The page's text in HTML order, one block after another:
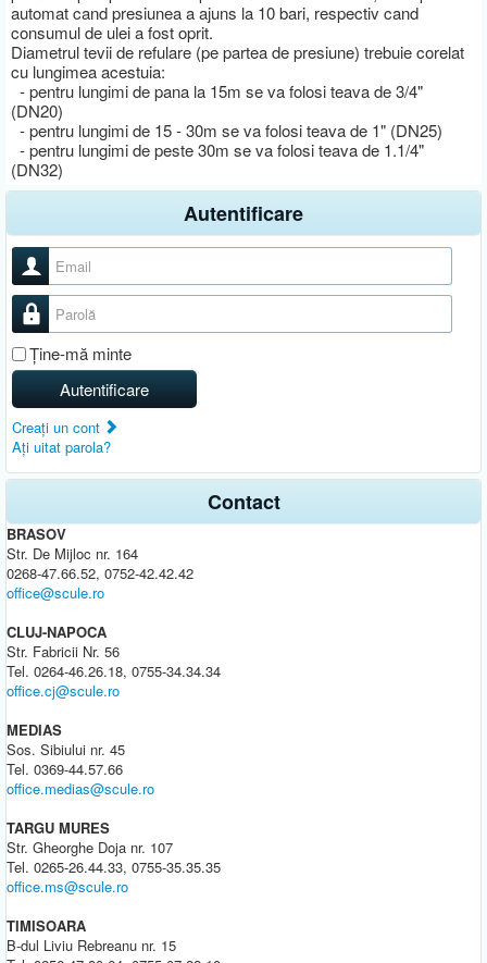
automat cand presiunea a ajuns la 10 bari, respectiv cand
consumul de ulei a fost oprit.
Diametrul tevii de refulare (pe partea de presiune) trebuie corelat
cu lungimea acestuia:
- pentru lungimi de pana la 15m se va folosi teava de 3/4"
(DN20)
- pentru lungimi de 15 - 30m se va folosi teava de 1" (DN25)
- pentru lungimi de peste 30m se va folosi teava de 1.1/4"
(DN32)
Autentificare
Nume utilizator
Parolă
Ţine-mă minte
Autentificare
Creaţi un cont
Aţi uitat parola?
Contact
BRASOV
Str. De Mijloc nr. 164
0268-47.66.52, 0752-42.42.42
office@scule.ro
CLUJ-NAPOCA
Str. Fabricii Nr. 56
Tel. 0264-46.26.18, 0755-34.34.34
office.cj@scule.ro
MEDIAS
Sos. Sibiului nr. 45
Tel. 0369-44.57.66
office.medias@scule.ro
TARGU MURES
Str. Gheorghe Doja nr. 107
Tel. 0265-26.44.33, 0755-35.35.35
office.ms@scule.ro
TIMISOARA
B-dul Liviu Rebreanu nr. 15